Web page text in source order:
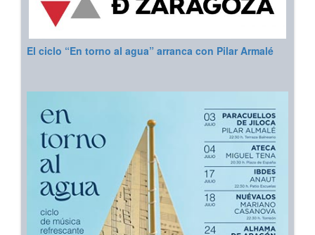
El ciclo “En torno al agua” arranca con Pilar Armalé